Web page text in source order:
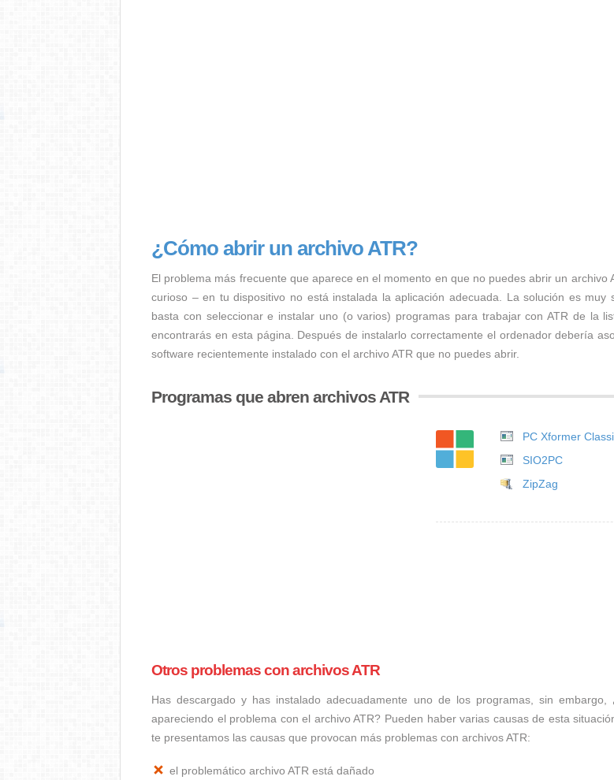
¿Cómo abrir un archivo ATR?
El problema más frecuente que aparece en el momento en que no puedes abrir un archivo
curioso – en tu dispositivo no está instalada la aplicación adecuada. La solución es muy
basta con seleccionar e instalar uno (o varios) programas para trabajar con ATR de la
encontrarás en esta página. Después de instalarlo correctamente el ordenador debería
software recientemente instalado con el archivo ATR que no puedes abrir.
Programas que abren archivos ATR
PC Xformer
SIO2PC
ZipZag
Otros problemas con archivos ATR
Has descargado y has instalado adecuadamente uno de los programas, sin embargo,
apareciendo el problema con el archivo ATR? Pueden haber varias causas de esta
te presentamos las causas que provocan más problemas con archivos ATR:
el problemático archivo ATR está dañado